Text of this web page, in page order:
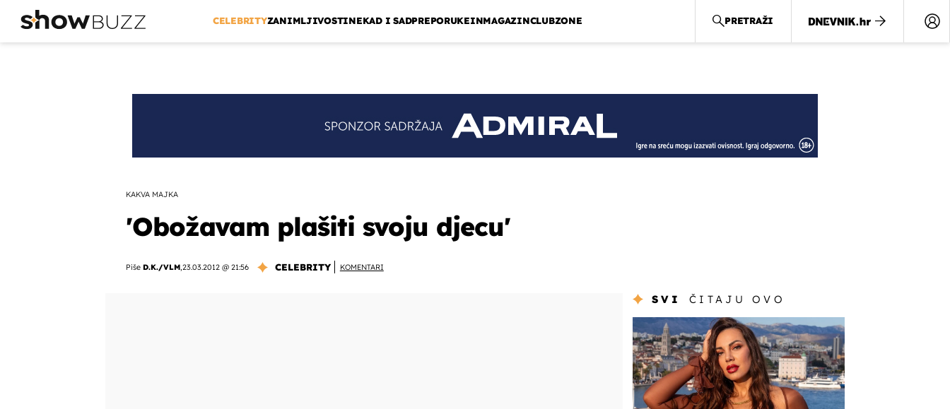
CELEBRITYZANIMLJIVOSTINEKAD I SADPREPORUKEINMAGAZINCLUBZONE PRETRAŽI
KAKVA MAJKA
'Obožavam plašiti svoju djecu'
Piše D.K./VLM,23.03.2012 @ 21:56 CELEBRITY KOMENTARI
SVI ČITAJU OVO